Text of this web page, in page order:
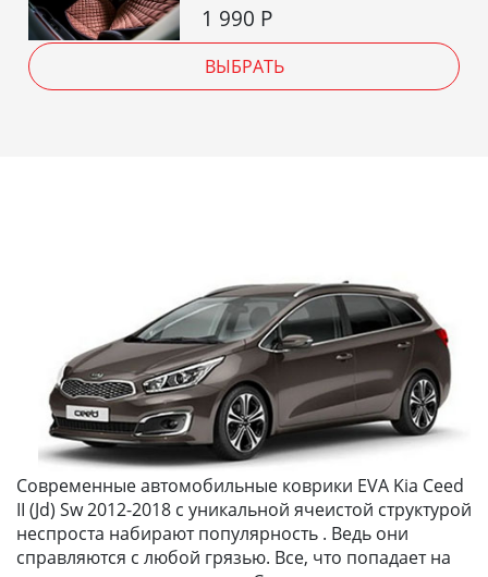
1 990 Р
ВЫБРАТЬ
Современные автомобильные коврики EVA Kia Ceed
II (Jd) Sw 2012-2018 с уникальной ячеистой структурой
неспроста набирают популярность . Ведь они
справляются с любой грязью. Все, что попадает на